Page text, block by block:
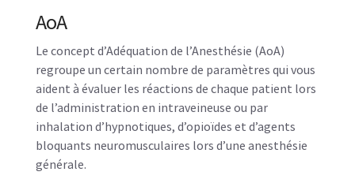
AoA
Le concept d’Adéquation de l’Anesthésie (AoA)
regroupe un certain nombre de paramètres qui vous
aident à évaluer les réactions de chaque patient lors
de l’administration en intraveineuse ou par
inhalation d’hypnotiques, d’opioïdes et d’agents
bloquants neuromusculaires lors d’une anesthésie
générale.